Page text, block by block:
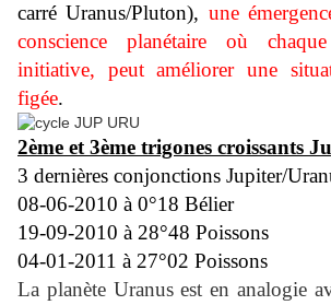
carré Uranus/Pluton), une
conscience planétaire où
initiative, peut améliorer une
figée.
2ème et 3ème trigones croissants
3 dernières conjonctions Jupiter/
08-06-2010 à 0°18 Bélier
19-09-2010 à 28°48 Poissons
04-01-2011 à 27°02 Poissons
La planète Uranus est en analogie